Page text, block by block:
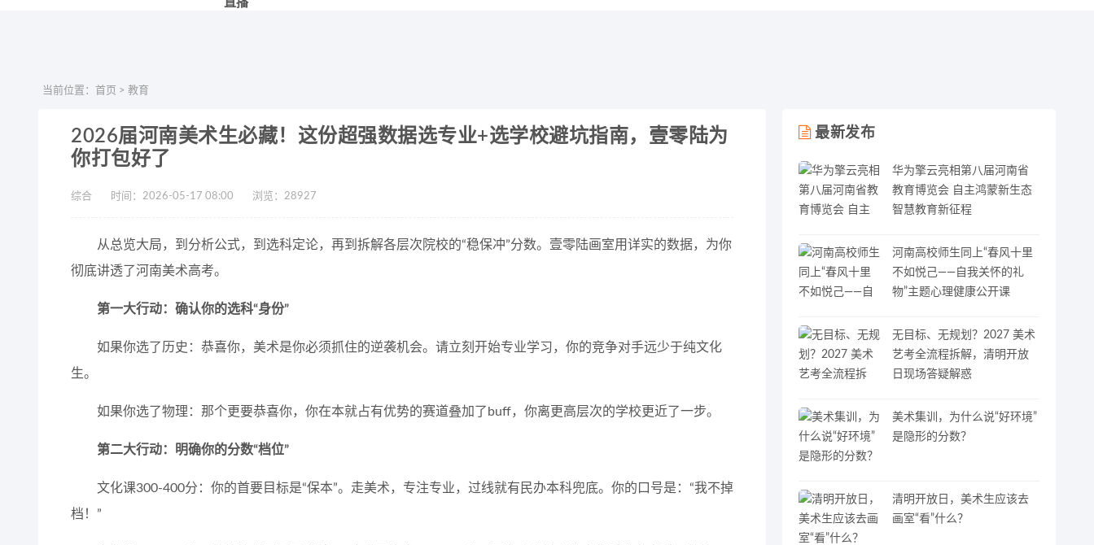
直播
当前位置： 首页 > 教育
2026届河南美术生必藏！这份超强数据选专业+选学校避坑指南，壹零陆为
你打包好了
综合 时间：2026-05-17 08:00 浏览： 28927
从总览大局，到分析公式，到选科定论，再到拆解各层次院校的“稳保冲”分数。壹零陆画室用详实的数据，为你
彻底讲透了河南美术高考。
第一大行动：确认你的选科“身份”
如果你选了历史：恭喜你，美术是你必须抓住的逆袭机会。请立刻开始专业学习，你的竞争对手远少于纯文化
生。
如果你选了物理：那个更要恭喜你，你在本就占有优势的赛道叠加了buff，你离更高层次的学校更近了一步。
第二大行动：明确你的分数“档位”
文化课300-400分：你的首要目标是“保本”。走美术，专注专业，过线就有民办本科兜底。你的口号是：“我不掉
档！”
最新发布
华为擎云亮相第八届河南省
教育博览会 自主鸿蒙新生态
智慧教育新征程
河南高校师生同上“春风十里
不如悦己——自我关怀的礼
物”主题心理健康公开课
无目标、无规划？2027 美术
艺考全流程拆解，清明开放
日现场答疑解惑
美术集训，为什么说“好环境”
是隐形的分数？
清明开放日，美术生应该去
画室“看”什么？